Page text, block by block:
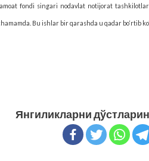
fondi singari nodavlat notijorat
Bu ishlar bir qarashda u qadar bo‘rtib
Янгиликларни